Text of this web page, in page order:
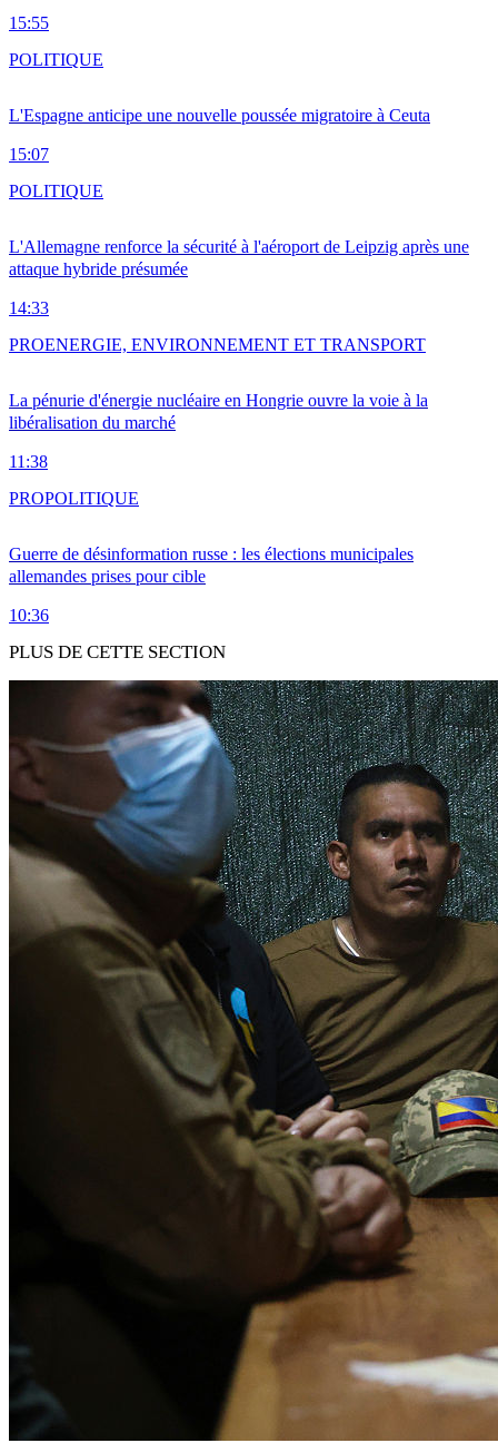
15:55
L'Espagne anticipe une nouvelle poussée migratoire à Ceuta
15:07
POLITIQUE
L'Allemagne renforce la sécurité à l'aéroport de Leipzig après une
attaque hybride présumée
14:33
POLITIQUE
La pénurie d'énergie nucléaire en Hongrie ouvre la voie à la
libéralisation du marché
11:38
PROENERGIE, ENVIRONNEMENT ET TRANSPORT
Guerre de désinformation russe : les élections municipales
allemandes prises pour cible
10:36
PROPOLITIQUE
PLUS DE CETTE SECTION